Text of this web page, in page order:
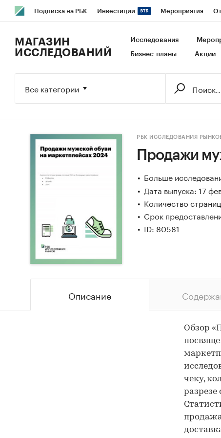
Подписка на РБК Инвестиции Мероприятия
Исследования Кредитные рейтинги Франшизы
МАГАЗИН
ИССЛЕДОВАНИЙ
Исследования
Бизнес-планы Акции
Все категории
РБК ИССЛЕДОВАНИЯ
Продажи
Больше
Дата выпуска: 17
Количество
Срок
ID: 80581
Описание
Обзор
чеку,